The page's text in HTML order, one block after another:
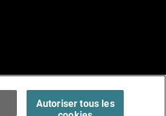
Autoriser tous les